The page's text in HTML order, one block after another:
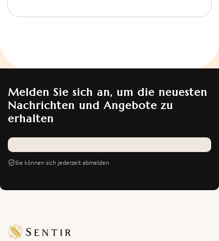
Melden Sie sich an, um die neuesten
Nachrichten und Angebote zu
erhalten
Sie können sich jederzeit abmelden.